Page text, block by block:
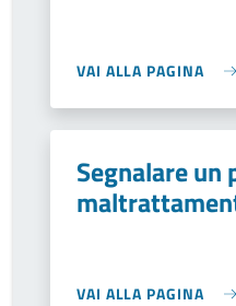
VAI ALLA PAGINA
Segnalare un
VAI ALLA PAGINA